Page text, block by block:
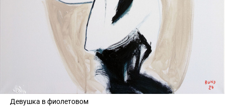
Девушка в фиолетовом